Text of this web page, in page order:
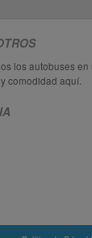
los autobuses en
comodidad aquí.